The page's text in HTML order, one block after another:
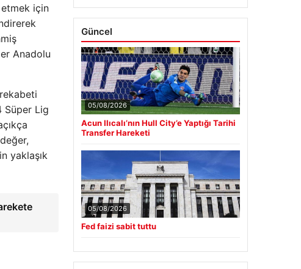
etmek için
Anadolu
Süper Lig
yaklaşık
Güncel
05/08/2026
Acun Ilıcalı’nın Hull City’e Yaptığı Tarihi
Transfer Hareketi
05/08/2026
Fed faizi sabit tuttu